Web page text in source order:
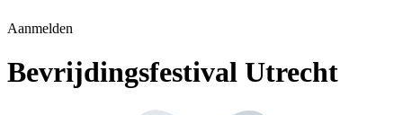
Aanmelden
Bevrijdingsfestival Utrecht